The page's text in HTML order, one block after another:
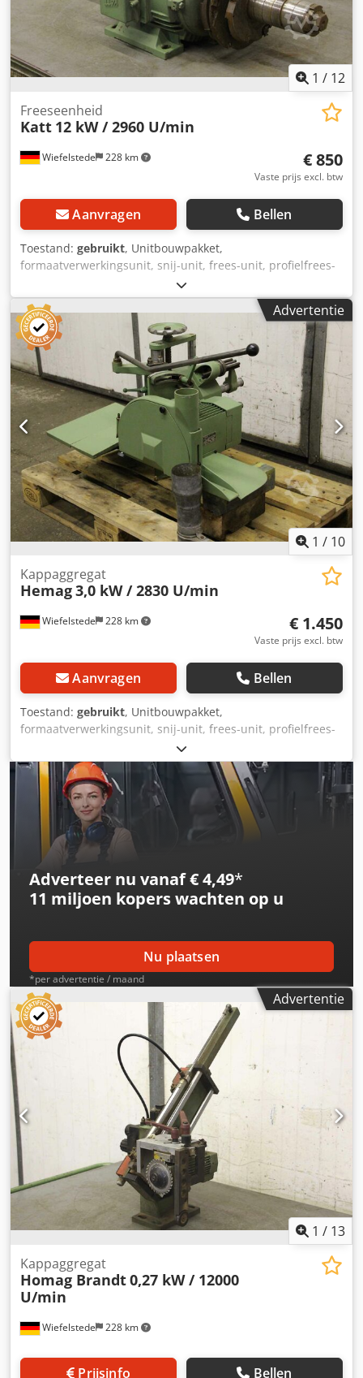
1 / 12
Wiefelstede 228 km
Freeseenheid
Katt 12 kW / 2960 U/min
€ 850
Vaste prijs excl. btw
Aanvragen Bellen
Toestand: gebruikt, Unitbouwpakket,
formaatverwerkingsunit, snij-unit, frees-unit, profielfrees-
unit, voegfrees-unit, trim-unit, dubbelkante profiler,
kantbewerkingsmachine, scoremotor, hakselmotor,
freesmotor voor kantbewerkingsmachine -Fabrikant: Katt,
freesunit met 3 frezen -Motor: Type N132M 12 kW / 2960
rpm -Beschermingsklasse: IP 44 -Schacht: beide zijden Ø
40 x 235 mm -Freesbreedte: 20/10/18 mm -Afmetingen:
840/320 / H380 mm -Gewicht: 99 kg Csdegy Dbpspfx Alcsrf
Advertentie
1 / 10
Wiefelstede 228 km
Kappaggregat
Hemag3,0 kW / 2830 U/min
€ 1.450
Vaste prijs excl. btw
Aanvragen Bellen
Toestand: gebruikt, Unitbouwpakket,
formaatverwerkingsunit, snij-unit, frees-unit, profielfrees-
unit, voegfrees-unit, trim-unit, dubbelkante profiler,
kantbewerkingsmachine, scoremotor, hakselmotor,
freesmotor voor kantbewerkingsmachine -Fabrikant:
Hemag, zaagunit 30° zwenkbaar -Zaagblad: max. Ø 350 x
30 mm -Motor: Perske type DKNS 120/2 3,0 kW / 2830 rpm -
Beschermingsklasse: IP 54 -Afmetingen: 950/780 / H630
mm -Gewicht: 115 kg Codpfxogy Dbws Alcerf
Adverteer nu vanaf € 4,49*
11 miljoen koperswachten op u
Nu plaatsen
*per advertentie / maand
Advertentie
1 / 13
Wiefelstede 228 km
Kappaggregat
Homag Brandt0,27 kW / 12000
U/min
Prijsinfo Bellen